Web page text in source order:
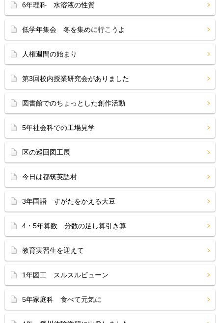
6年理科 水溶液の性質
低学年集会 冬を集めに行こうよ
人権週間の始まり
第3回校内授業研究会がありました
図書館でのちょっとした創作活動
5年社会科での工場見学
区の巡回図工展
今日は都筑英語村
3年国語 すがたをかえる大豆
4・5年算数 分数の足し算引き算
教育実習生を迎えて
1年図工 スルスルビューン
5年家庭科 食べて元気に